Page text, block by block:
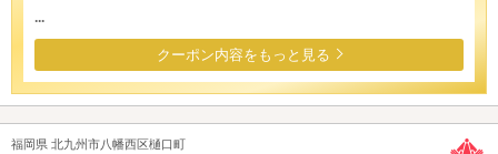
...
クーポン内容をもっと見る
福岡県 北九州市八幡西区樋口町